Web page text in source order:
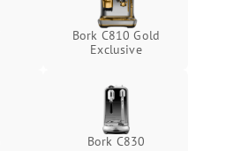
Bork C810 Gold
Exclusive
Bork C830